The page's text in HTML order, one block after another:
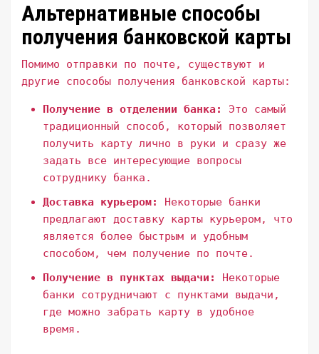
Альтернативные способы
получения банковской карты
Помимо отправки по почте, существуют и
другие способы получения банковской карты:
Получение в отделении банка:
Это самый
традиционный способ, который позволяет
получить карту лично в руки и сразу же
задать все интересующие вопросы
сотруднику банка.
Доставка курьером:
Некоторые банки
предлагают доставку карты курьером, что
является более быстрым и удобным
способом, чем получение по почте.
Получение в пунктах выдачи:
Некоторые
банки сотрудничают с пунктами выдачи,
где можно забрать карту в удобное
время.